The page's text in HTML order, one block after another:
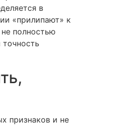
в
«прилипают» к
полностью
признаков и не